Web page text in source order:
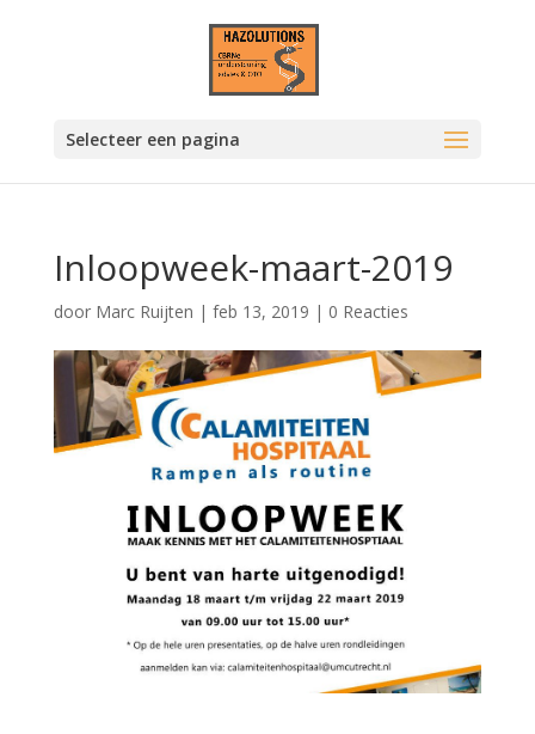
Selecteer een pagina
Inloopweek-maart-2019
door Marc Ruijten | feb 13, 2019 | 0 Reacties